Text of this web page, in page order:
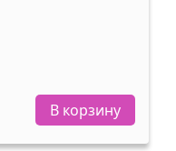
В корзину